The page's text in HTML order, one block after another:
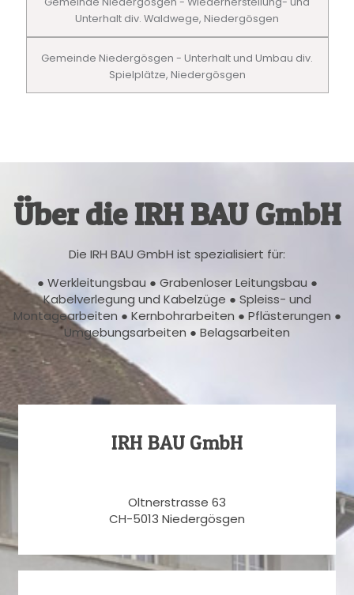
Unterhalt div. Waldwege, Niedergösgen
Gemeinde Niedergösgen - Unterhalt und Umbau div.
Spielplätze, Niedergösgen
Über die IRH BAU GmbH
Die IRH BAU GmbH ist spezialisiert für:
● Werkleitungsbau ● Grabenloser Leitungsbau ●
Kabelverlegung und Kabelzüge ● Spleiss- und
Montagearbeiten ● Kernbohrarbeiten ● Pflästerungen ●
Umgebungsarbeiten ● Belagsarbeiten
IRH BAU GmbH
Oltnerstrasse 63
CH-5013 Niedergösgen